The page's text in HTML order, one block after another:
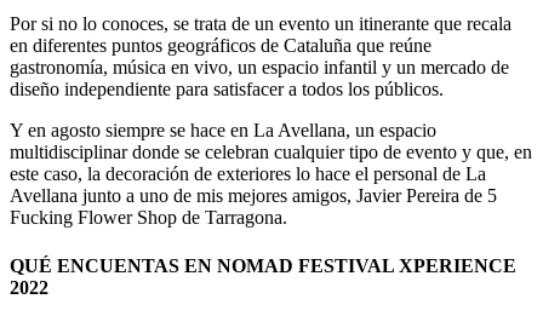
Por si no lo conoces, se trata de un evento un itinerante que recala
en diferentes puntos geográficos de Cataluña que reúne
gastronomía, música en vivo, un espacio infantil y un mercado de
diseño independiente para satisfacer a todos los públicos.
Y en agosto siempre se hace en La Avellana, un espacio
multidisciplinar donde se celebran cualquier tipo de evento y que, en
este caso, la decoración de exteriores lo hace el personal de La
Avellana junto a uno de mis mejores amigos, Javier Pereira de 5
Fucking Flower Shop de Tarragona.
QUÉ ENCUENTAS EN NOMAD FESTIVAL XPERIENCE
2022